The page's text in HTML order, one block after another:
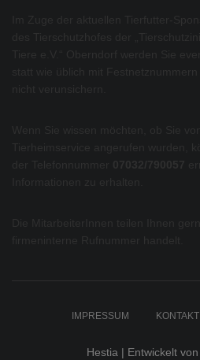
IMPRESSUM KONTAKT
Hestia | Entwickelt von